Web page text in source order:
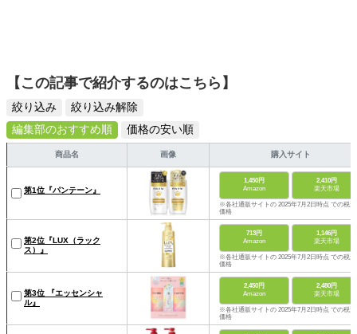
【この記事で紹介するのはこちら】
絞り込み
絞り込み解除
編集部のおすすめ順
価格の安い順
商品名 画像 購入サイト
第1位『パンテーン』
1,450円
Amazon
2,410円
楽天市場
※各社通販サイトの 2025年7月2日時点 での税込
価格
第2位『LUX（ラック
ス）』
713円
Amazon
1,146円
楽天市場
※各社通販サイトの 2025年7月2日時点 での税込
価格
第3位 『エッセンシャ
ル』
2,450円
Amazon
2,480円
楽天市場
※各社通販サイトの 2025年7月2日時点 での税込
価格